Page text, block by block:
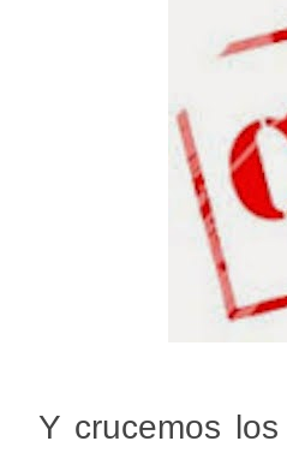
Y crucemos